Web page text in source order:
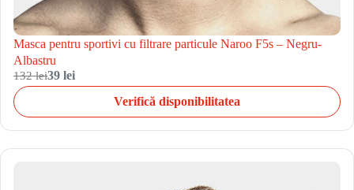
Masca pentru sportivi cu filtrare particule Naroo F5s – Negru-
Albastru
132 lei39 lei
Verifică disponibilitatea